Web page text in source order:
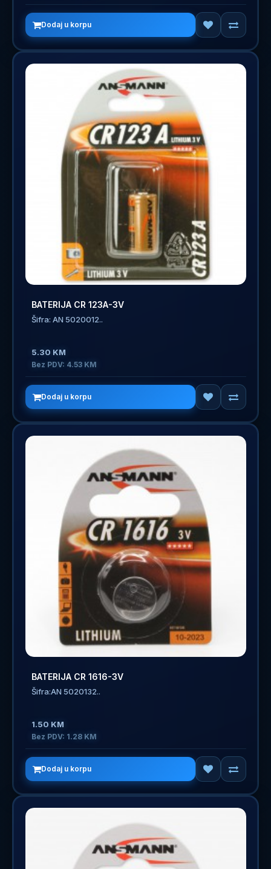
Dodaj u korpu
BATERIJA CR 123A-3V
Šifra: AN 5020012..
5.30 KM
Bez PDV: 4.53 KM
Dodaj u korpu
BATERIJA CR 1616-3V
Šifra:AN 5020132..
1.50 KM
Bez PDV: 1.28 KM
Dodaj u korpu